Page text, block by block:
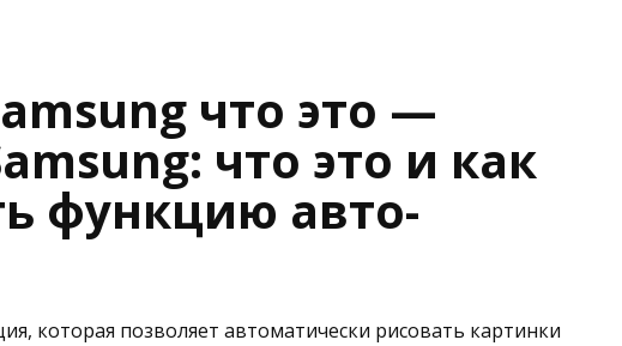
что это —
что это и как
функцию авто-
которая позволяет автоматически рисовать картинки